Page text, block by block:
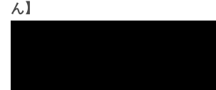
ん】